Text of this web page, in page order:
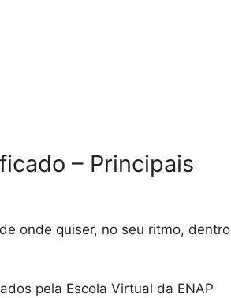
– Principais
onde quiser, no seu ritmo, dentro
pela Escola Virtual da ENAP